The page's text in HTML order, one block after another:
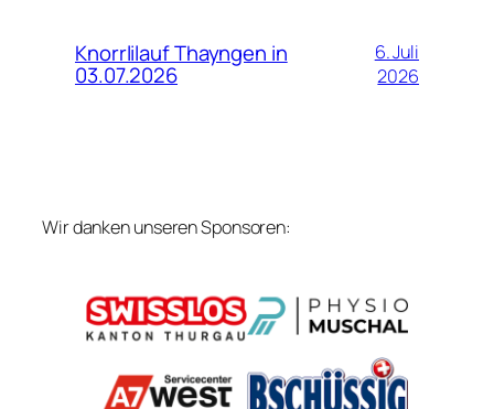
Knorrlilauf Thayngen in
03.07.2026
6. Juli
2026
Wir danken unseren Sponsoren: